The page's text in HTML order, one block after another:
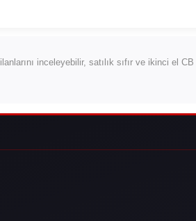
ilanlarını inceleyebilir, satılık sıfır ve ikinci el